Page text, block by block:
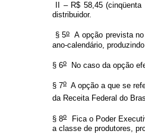
II – R$ 58,45
distribuidor.
§ 5oA opção prevista
ano-calendário,
§ 6o No caso da opção
§ 7o A opção a que se
da Receita Federal do
§ 8oFica o Poder
a classe de produtores,